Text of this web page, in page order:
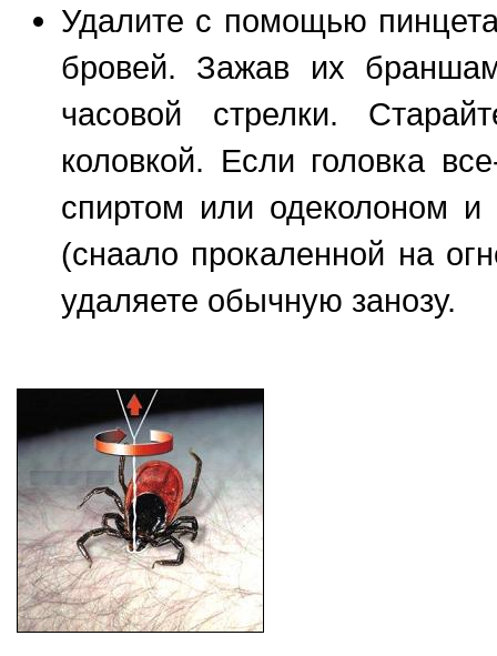
Удалите с помощью
бровей. Зажав их
часовой стрелки.
коловкой. Если головка
спиртом или одеколоном
(снаало прокаленной на
удаляете обычную занозу.